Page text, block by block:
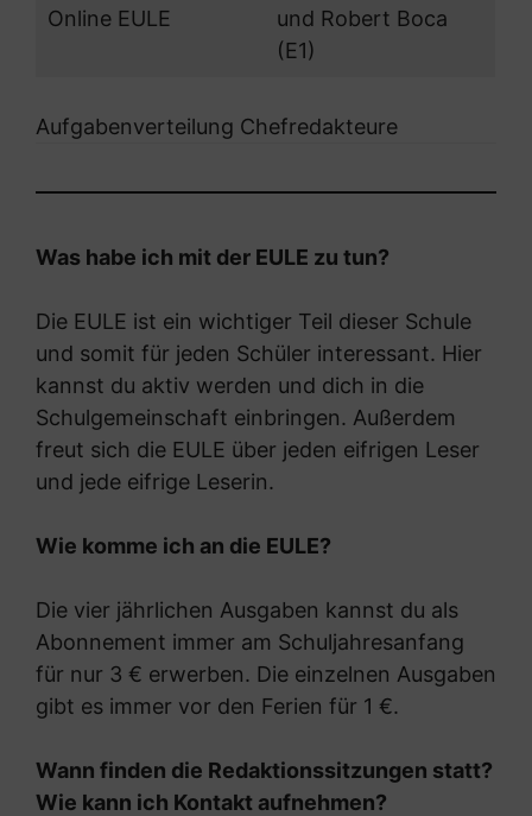
Online EULE
und Robert Boca
(E1)
Aufgabenverteilung Chefredakteure
Was habe ich mit der EULE zu tun?
Die EULE ist ein wichtiger Teil dieser Schule
und somit für jeden Schüler interessant. Hier
kannst du aktiv werden und dich in die
Schulgemeinschaft einbringen. Außerdem
freut sich die EULE über jeden eifrigen Leser
und jede eifrige Leserin.
Wie komme ich an die EULE?
Die vier jährlichen Ausgaben kannst du als
Abonnement immer am Schuljahresanfang
für nur 3 € erwerben. Die einzelnen Ausgaben
gibt es immer vor den Ferien für 1 €.
Wann finden die Redaktionssitzungen statt?
Wie kann ich Kontakt aufnehmen?